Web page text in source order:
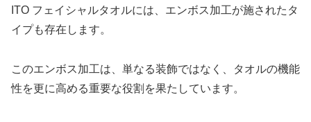
ITO フェイシャルタオルには、エンボス加工が施されたタ
イプも存在します。
このエンボス加工は、単なる装飾ではなく、タオルの機能
性を更に高める重要な役割を果たしています。